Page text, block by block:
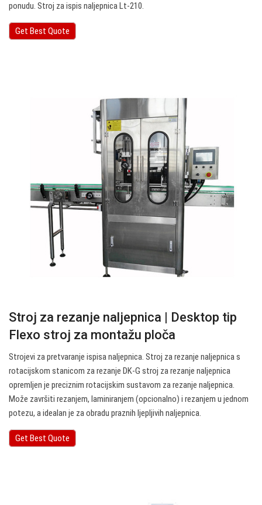
ponudu. Stroj za ispis naljepnica Lt-210.
Get Best Quote
Stroj za rezanje naljepnica | Desktop tip
Flexo stroj za montažu ploča
Strojevi za pretvaranje ispisa naljepnica. Stroj za rezanje naljepnica s
rotacijskom stanicom za rezanje DK-G stroj za rezanje naljepnica
opremljen je preciznim rotacijskim sustavom za rezanje naljepnica.
Može završiti rezanjem, laminiranjem (opcionalno) i rezanjem u jednom
potezu, a idealan je za obradu praznih ljepljivih naljepnica.
Get Best Quote